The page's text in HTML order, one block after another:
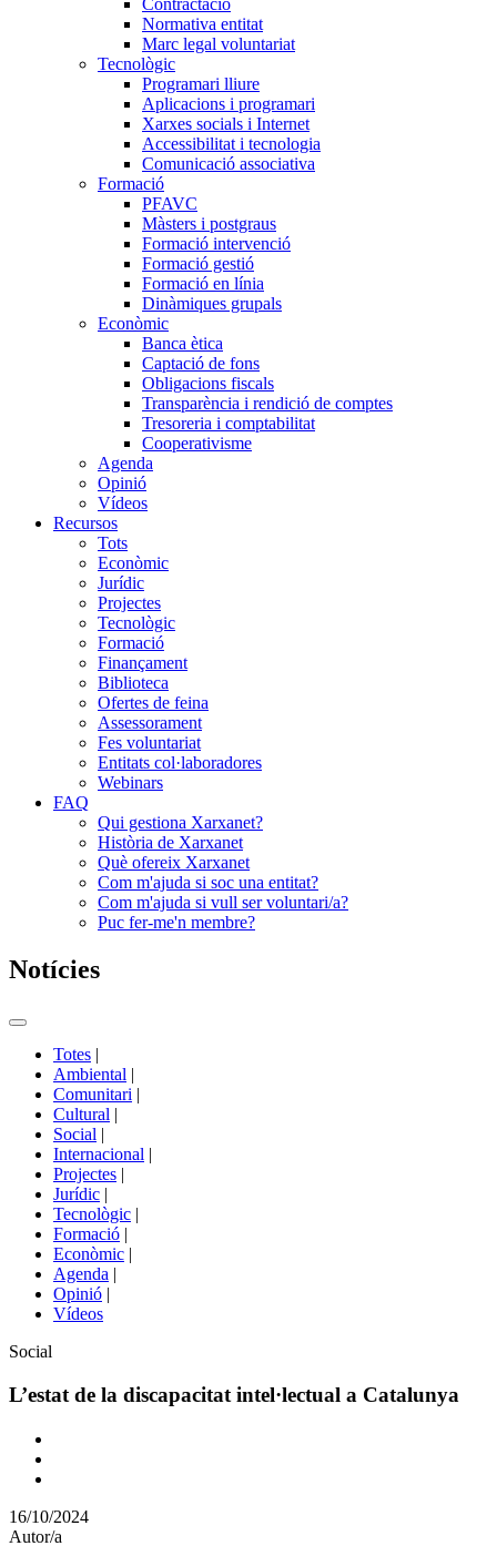
Contractació
Normativa entitat
Marc legal voluntariat
Tecnològic
Programari lliure
Aplicacions i programari
Xarxes socials i Internet
Accessibilitat i tecnologia
Comunicació associativa
Formació
PFAVC
Màsters i postgraus
Formació intervenció
Formació gestió
Formació en línia
Dinàmiques grupals
Econòmic
Banca ètica
Captació de fons
Obligacions fiscals
Transparència i rendició de comptes
Tresoreria i comptabilitat
Cooperativisme
Agenda
Opinió
Vídeos
Recursos
Tots
Econòmic
Jurídic
Projectes
Tecnològic
Formació
Finançament
Biblioteca
Ofertes de feina
Assessorament
Fes voluntariat
Entitats col·laboradores
Webinars
FAQ
Qui gestiona Xarxanet?
Història de Xarxanet
Què ofereix Xarxanet
Com m'ajuda si soc una entitat?
Com m'ajuda si vull ser voluntari/a?
Puc fer-me'n membre?
Notícies
Commutador
portals
Totes |
Ambiental |
Comunitari |
Cultural |
Social |
Internacional |
Projectes |
Jurídic |
Tecnològic |
Formació |
Econòmic |
Agenda |
Opinió |
Vídeos
Àmbit
la
Social
L’estat de la discapacitat intel·lectual a Catalunya
Comparteix
altres
xarxes
16/10/2024
Autor/a